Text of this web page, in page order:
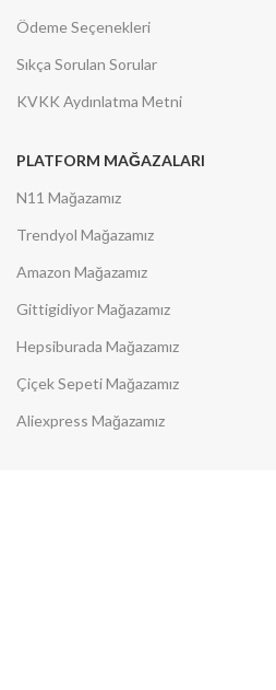
Ödeme Seçenekleri
Sıkça Sorulan Sorular
KVKK Aydınlatma Metni
PLATFORM MAĞAZALARI
N11 Mağazamız
Trendyol Mağazamız
Amazon Mağazamız
Gittigidiyor Mağazamız
Hepsiburada Mağazamız
Çiçek Sepeti Mağazamız
Aliexpress Mağazamız